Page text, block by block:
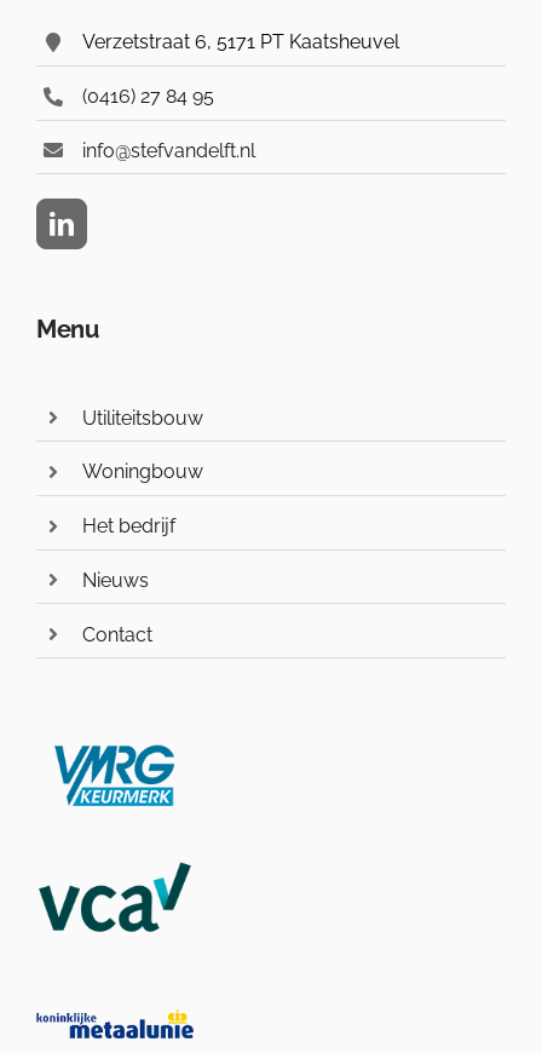
Verzetstraat 6, 5171 PT Kaatsheuvel
(0416) 27 84 95
info@stefvandelft.nl
Menu
Utiliteitsbouw
Woningbouw
Het bedrijf
Nieuws
Contact